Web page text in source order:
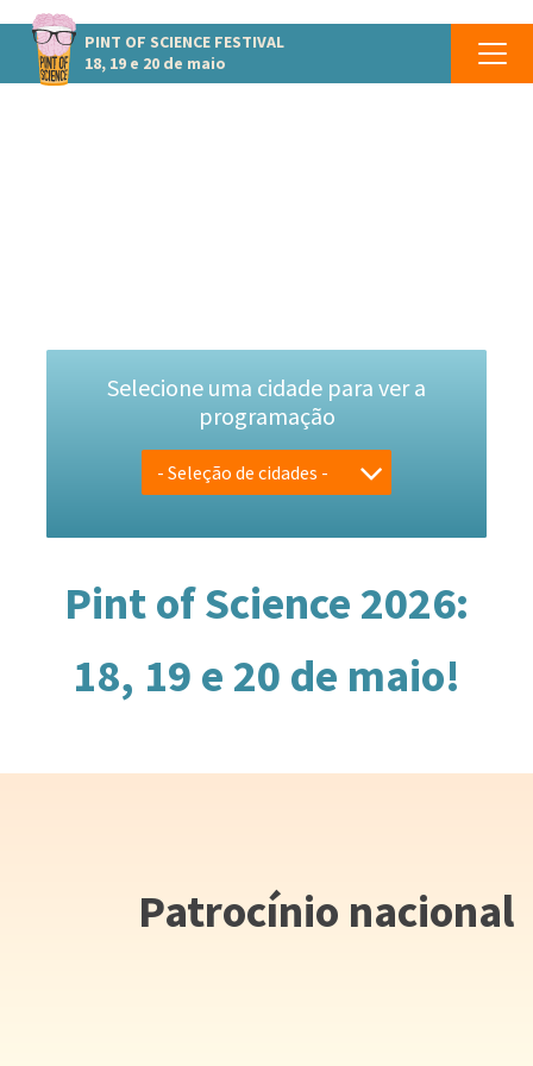
PINT OF SCIENCE FESTIVAL
18, 19 e 20 de maio
Selecione uma cidade para ver a
programação
- Seleção de cidades -
Pint of Science 2026:
18, 19 e 20 de maio!
Patrocínio nacional